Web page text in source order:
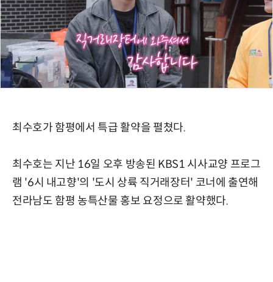
최수호가 함평에서 특급 활약을 펼쳤다.
최수호는 지난 16일 오후 방송된 KBS1 시사교양 프로그
램 '6시 내고향'의 '도시 상륙 직거래장터' 코너에 출연해
전라남도 함평 농특산물 홍보 요정으로 활약했다.